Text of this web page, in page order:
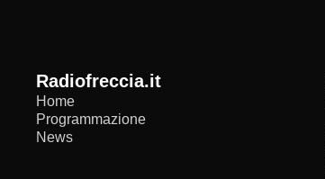
radiofreccia.it
Home
Programmazione
News